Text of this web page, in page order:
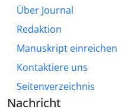
Über Journal
Redaktion
Manuskript einreichen
Kontaktiere uns
Seitenverzeichnis
Nachricht